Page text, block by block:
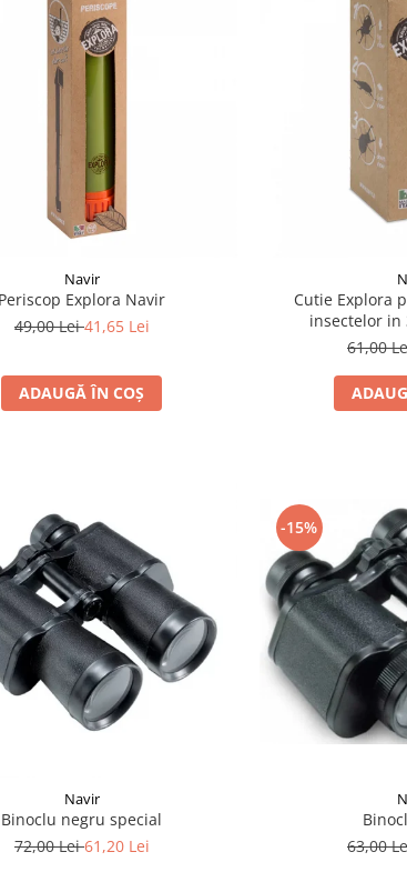
Navir
Explora Navir
49,00 Lei41,65 Lei
ADAUGĂ ÎN COȘ
Cutie Explora
insectelor
61,00
Navir
Binoclu negru special
72,00 Lei61,20 Lei
-15%
63,00